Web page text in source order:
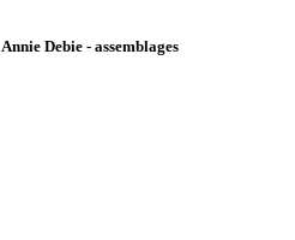
Annie Debie - assemblages